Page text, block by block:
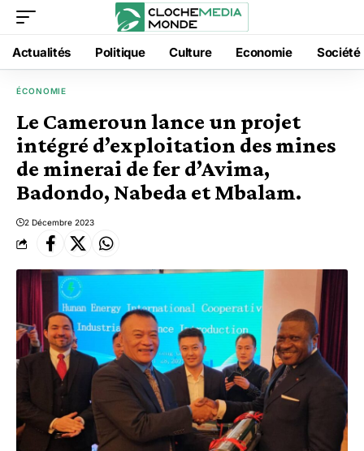
Actualités Politique Culture Economie Société
ÉCONOMIE
Le Cameroun lance un projet
intégré d’exploitation des mines
de minerai de fer d’Avima,
Badondo, Nabeda et Mbalam.
2 Décembre 2023